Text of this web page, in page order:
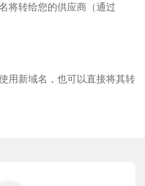
将转给您的供应商（通过
用新域名，也可以直接将其转